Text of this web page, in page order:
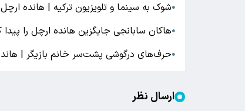
●شوک به سینما و تلویزیون ترکیه | هانده
●هاکان سابانجی جایگزین هانده ارچل را پیدا
●حرف‌های درگوشی پشت‌سر خانم بازیگر |
ارسال نظر